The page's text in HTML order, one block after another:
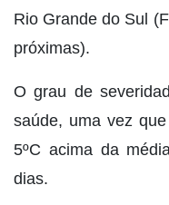
Rio Grande do Sul
próximas).
O grau de
saúde, uma vez
5ºC acima da
dias.